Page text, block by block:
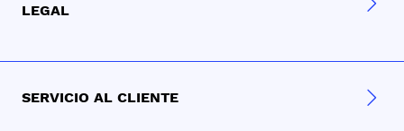
LEGAL
SERVICIO AL CLIENTE